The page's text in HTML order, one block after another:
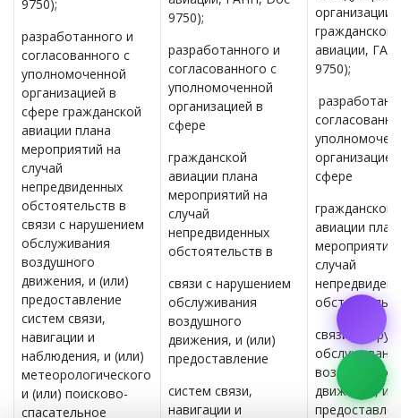
9750);
разработанного и
согласованного с
уполномоченной
организацией в
сфере гражданской
авиации плана
мероприятий на
случай
непредвиденных
обстоятельств в
связи с нарушением
обслуживания
воздушного
движения, и (или)
предоставление
систем связи,
навигации и
наблюдения, и (или)
метеорологического
и (или) поисково-
спасательное
9750);
разработанного и
согласованного с
уполномоченной
организацией в
сфере
гражданской
авиации плана
мероприятий на
случай
непредвиденных
обстоятельств в
связи с нарушением
обслуживания
воздушного
движения, и (или)
предоставление
систем связи,
навигации и
организации
гражданской
авиации,
9750);
сфере
гражданской
авиации
мероприятий
случай
связи с
воздушного
движения, и